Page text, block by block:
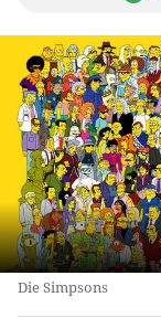
Die Simpsons